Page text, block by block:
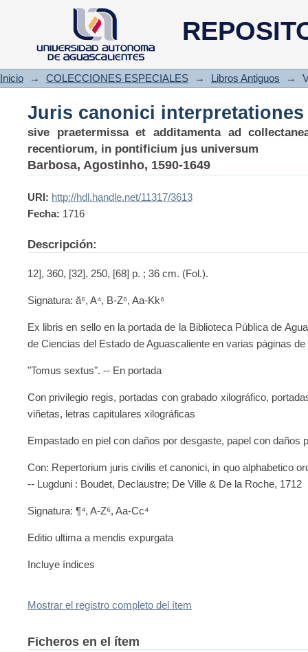
Juris canonici
Inicio → COLECCIONES ESPECIALES → Libros Antiguos →
Juris canonici interpretationes
sive praetermissa et additamenta ad
recentiorum, in pontificium jus universum
Barbosa, Agostinho, 1590-1649
URI: http://hdl.handle.net/11317/3613
Fecha: 1716
Descripción:
12], 360, [32], 250, [68] p. ; 36 cm. (Fol.).
Signatura: ă⁶, A⁴, B-Z⁶, Aa-Kk⁶
Ex libris en sello en la portada de la Biblioteca Pública de
de Ciencias del Estado de Aguascaliente en varias páginas de
"Tomus sextus". -- En portada
Con privilegio regis, portadas con grabado xilográfico,
viñetas, letras capitulares xilográficas
Empastado en piel con daños por desgaste, papel con daños
Con: Repertorium juris civilis et canonici, in quo alphabetico
-- Lugduni : Boudet, Declaustre; De Ville & De la Roche, 1712
Signatura: ¶⁴, A-Z⁶, Aa-Cc⁴
Editio ultima a mendis expurgata
Incluye índices
Mostrar el registro completo del ítem
Ficheros en el ítem